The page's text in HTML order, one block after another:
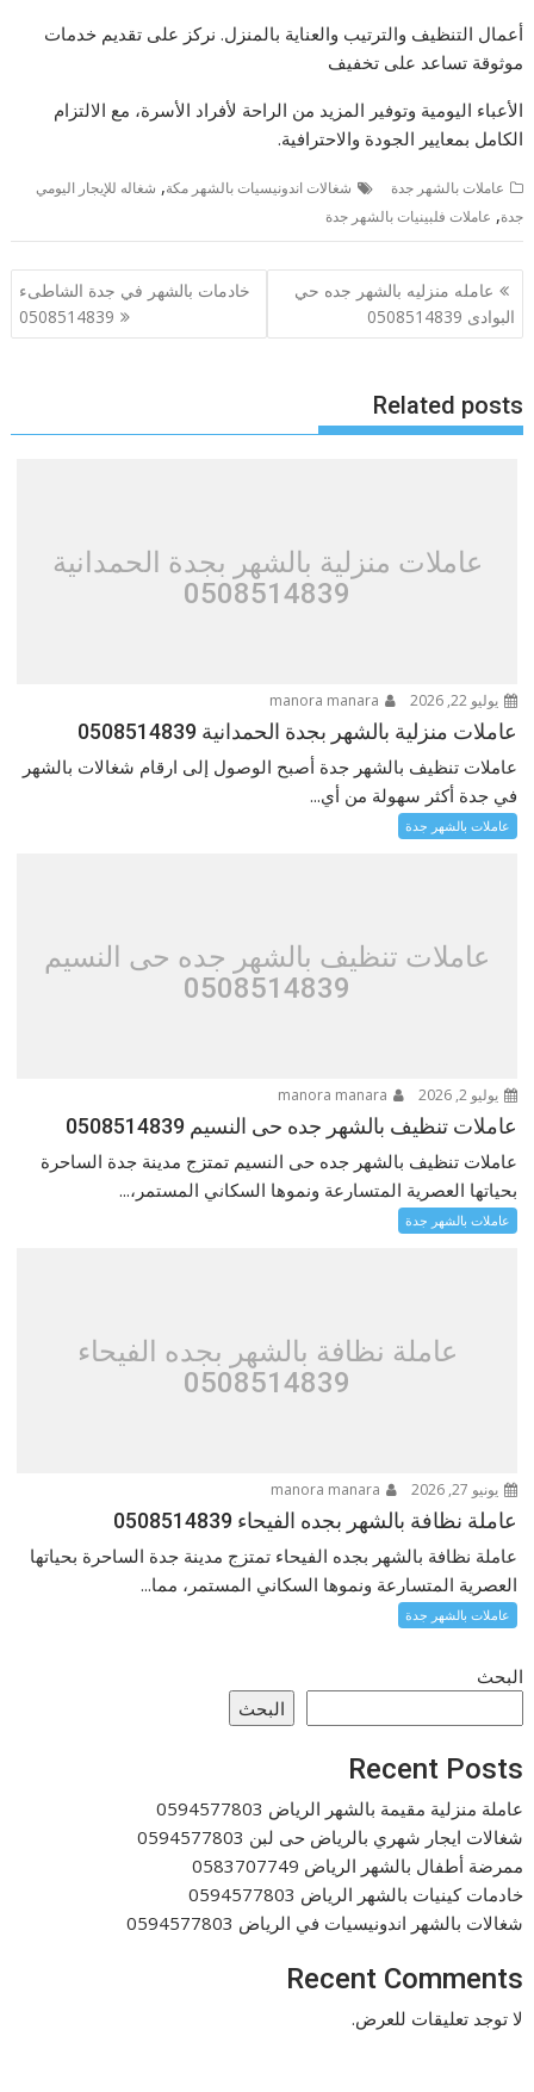
أعمال التنظيف والترتيب والعناية بالمنزل. نركز على تقديم خدمات
موثوقة تساعد على تخفيف
الأعباء اليومية وتوفير المزيد من الراحة لأفراد الأسرة، مع الالتزام
الكامل بمعايير الجودة والاحترافية.
عاملات بالشهر جدة شغالات اندونيسيات بالشهر مكة, شغاله للإيجار اليومي
جدة, عاملات فلبينيات بالشهر جدة
تصفّح
المقالات
عامله منزليه بالشهر جده حي
البوادى 0508514839
خادمات بالشهر في جدة الشاطىء
0508514839
Related posts
عاملات منزلية بالشهر بجدة الحمدانية
0508514839
يوليو 22, 2026
عاملات منزلية بالشهر بجدة الحمدانية 0508514839
عاملات تنظيف بالشهر جدة أصبح الوصول إلى ارقام شغالات بالشهر
في جدة أكثر سهولة من أي...
عاملات بالشهر جدة
عاملات تنظيف بالشهر جده حى النسيم
0508514839
يوليو 2, 2026
عاملات تنظيف بالشهر جده حى النسيم 0508514839
عاملات تنظيف بالشهر جده حى النسيم تمتزج مدينة جدة الساحرة
بحياتها العصرية المتسارعة ونموها السكاني المستمر،...
عاملات بالشهر جدة
عاملة نظافة بالشهر بجده الفيحاء
0508514839
يونيو 27, 2026
عاملة نظافة بالشهر بجده الفيحاء 0508514839
عاملة نظافة بالشهر بجده الفيحاء تمتزج مدينة جدة الساحرة بحياتها
العصرية المتسارعة ونموها السكاني المستمر، مما...
عاملات بالشهر جدة
البحث
البحث
Recent Posts
عاملة منزلية مقيمة بالشهر الرياض 0594577803
شغالات ايجار شهري بالرياض حى لبن 0594577803
ممرضة أطفال بالشهر الرياض 0583707749
خادمات كينيات بالشهر الرياض 0594577803
شغالات بالشهر اندونيسيات في الرياض 0594577803
Recent Comments
لا توجد تعليقات للعرض.